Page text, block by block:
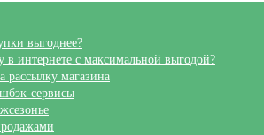
выгоднее?
в интернете с максимальной выгодой?
рассылку магазина
сервисы